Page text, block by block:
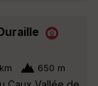
650 m